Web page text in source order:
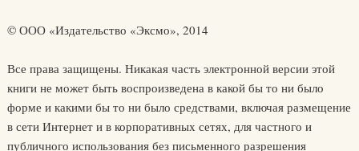
© ООО «Издательство «Эксмо», 2014
Все права защищены. Никакая часть электронной версии этой
книги не может быть воспроизведена в какой бы то ни было
форме и какими бы то ни было средствами, включая размещение
в сети Интернет и в корпоративных сетях, для частного и
публичного использования без письменного разрешения